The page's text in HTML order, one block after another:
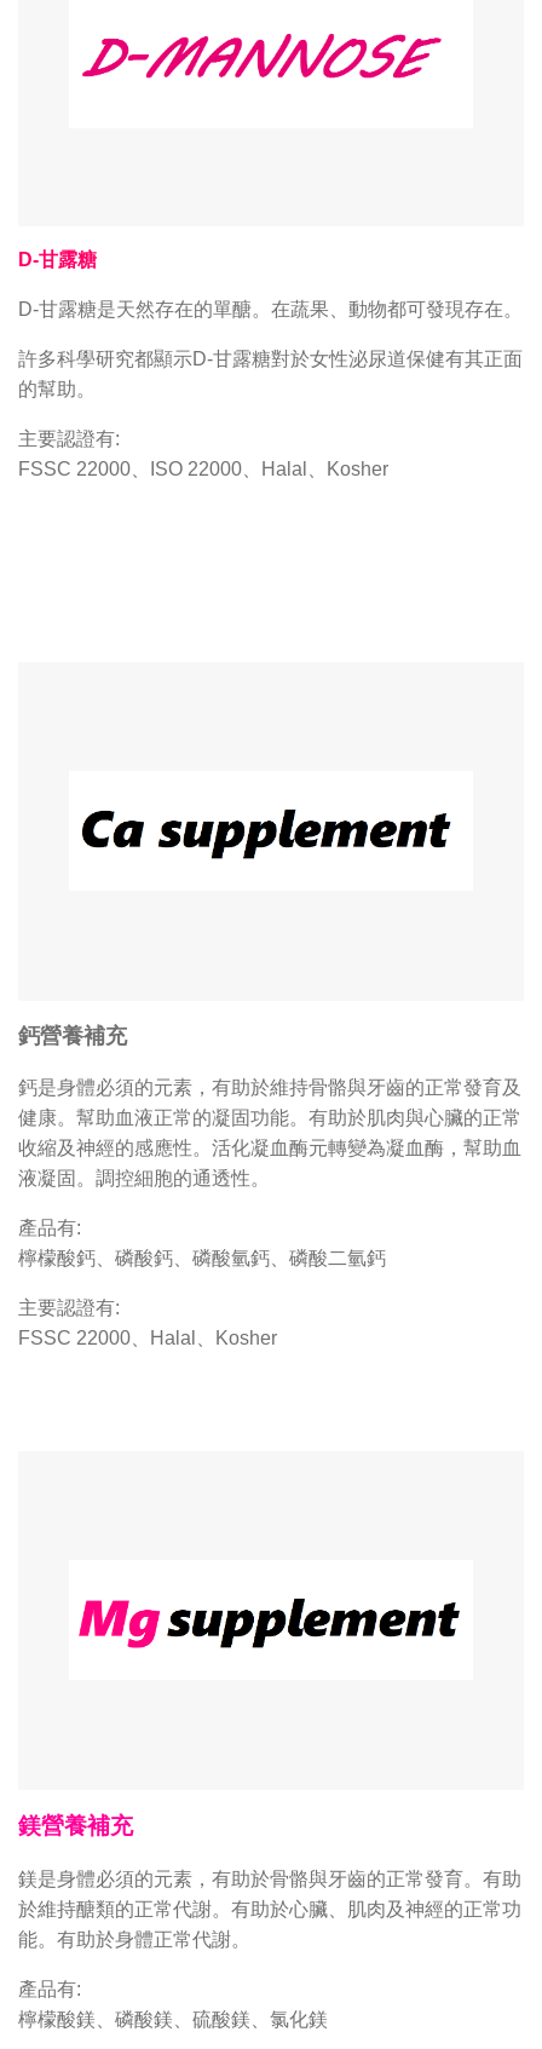
D-甘露糖
D-甘露糖是天然存在的單醣。在蔬果、動物都可發現存在。
許多科學研究都顯示D-甘露糖對於女性泌尿道保健有其正面
的幫助。
主要認證有:
FSSC 22000、ISO 22000、Halal、Kosher
鈣營養補充
鈣是身體必須的元素，有助於維持骨骼與牙齒的正常發育及
健康。幫助血液正常的凝固功能。有助於肌肉與心臟的正常
收縮及神經的感應性。活化凝血酶元轉變為凝血酶，幫助血
液凝固。調控細胞的通透性。
產品有:
檸檬酸鈣、磷酸鈣、磷酸氫鈣、磷酸二氫鈣
主要認證有:
FSSC 22000 、Halal、Kosher
鎂營養補充
鎂是身體必須的元素，有助於骨骼與牙齒的正常發育。有助
於維持醣類的正常代謝。有助於心臟、肌肉及神經的正常功
能。有助於身體正常代謝。
產品有:
檸檬酸鎂、磷酸鎂、硫酸鎂、氯化鎂